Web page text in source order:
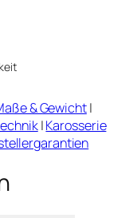
& Gewicht|
|Karosserie